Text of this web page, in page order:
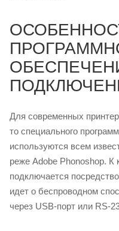
Для современных
то специального
используются всем
реже Adobe Phonoshop. К
подключается
идет о беспроводном
через USB-порт или RS-